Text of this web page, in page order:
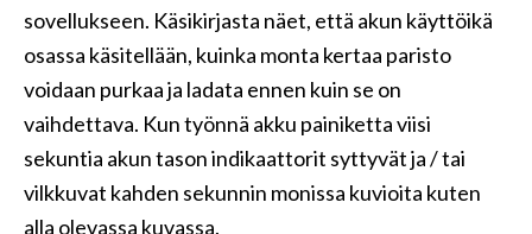
sovellukseen. Käsikirjasta näet, että akun käyttöikä
osassa käsitellään, kuinka monta kertaa paristo
voidaan purkaa ja ladata ennen kuin se on
vaihdettava. Kun työnnä akku painiketta viisi
sekuntia akun tason indikaattorit syttyvät ja / tai
vilkkuvat kahden sekunnin monissa kuvioita kuten
alla olevassa kuvassa.